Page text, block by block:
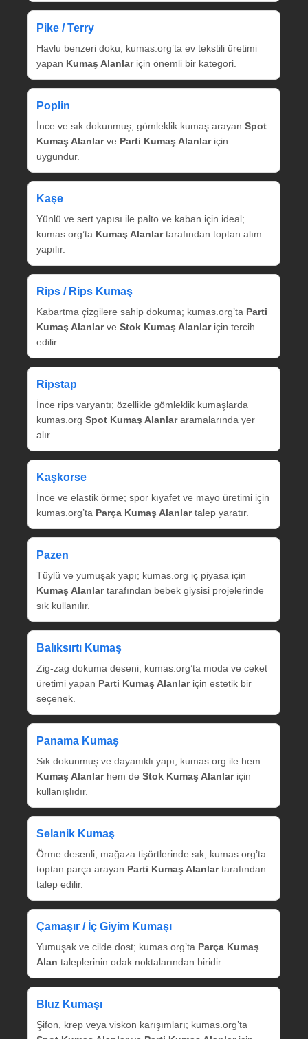
Pike / Terry
Havlu benzeri doku; kumas.org’ta ev tekstili üretimi
yapan Kumaş Alanlariçin önemli bir kategori.
Poplin
İnce ve sık dokunmuş; gömleklik kumaş arayan Spot
Kumaş Alanlarve Parti Kumaş Alanlariçin
uygundur.
Kaşe
Yünlü ve sert yapısı ile palto ve kaban için ideal;
kumas.org’ta Kumaş Alanlartarafından toptan alım
yapılır.
Rips / Rips Kumaş
Kabartma çizgilere sahip dokuma; kumas.org’ta Parti
Kumaş Alanlarve Stok Kumaş Alanlariçin tercih
edilir.
Ripstap
İnce rips varyantı; özellikle gömleklik kumaşlarda
kumas.org Spot Kumaş Alanlararamalarında yer
alır.
Kaşkorse
İnce ve elastik örme; spor kıyafet ve mayo üretimi için
kumas.org’ta Parça Kumaş Alanlartalep yaratır.
Pazen
Tüylü ve yumuşak yapı; kumas.org iç piyasa için
Kumaş Alanlartarafından bebek giysisi projelerinde
sık kullanılır.
Balıksırtı Kumaş
Zig‑zag dokuma deseni; kumas.org’ta moda ve ceket
üretimi yapan Parti Kumaş Alanlariçin estetik bir
seçenek.
Panama Kumaş
Sık dokunmuş ve dayanıklı yapı; kumas.org ile hem
Kumaş Alanlarhem de Stok Kumaş Alanlariçin
kullanışlıdır.
Selanik Kumaş
Örme desenli, mağaza tişörtlerinde sık; kumas.org’ta
toptan parça arayan Parti Kumaş Alanlartarafından
talep edilir.
Çamaşır / İç Giyim Kumaşı
Yumuşak ve cilde dost; kumas.org’ta Parça Kumaş
Alan taleplerinin odak noktalarından biridir.
Bluz Kumaşı
Şifon, krep veya viskon karışımları; kumas.org’ta